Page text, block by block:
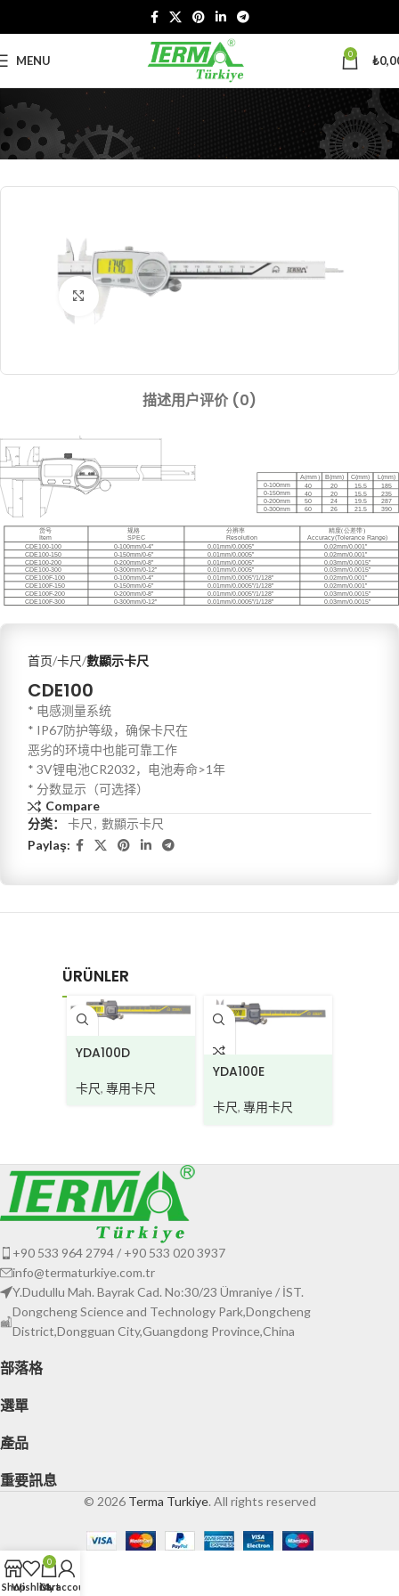
MENU 0 ₺
Click to enlarge
描述用户评价 (0)
首页 卡尺 數顯示卡尺
CDE100
* 电感测量系统
* IP67防护等级，确保卡尺在
恶劣的环境中也能可靠工作
* 3V锂电池CR2032，电池寿命>1年
* 分数显示（可选择）
Compare
分类：
卡尺 , 數顯示卡尺
Paylaş:
ÜRÜNLER
YDA100D
卡尺, 專用卡尺
YDA100E
卡尺, 專用卡尺
+90 533 964 2794 / +90 533 020 3937
info@termaturkiye.com.tr
Y.Dudullu Mah. Bayrak Cad. No:30/23 Ümraniye / İST.
Dongcheng Science and Technology Park,Dongcheng
District,Dongguan City,Guangdong Province,China
部落格
選單
產品
重要訊息
© 2026 Terma Turkiye. All rights reserved
ShopWishlist
0
Cart
My account